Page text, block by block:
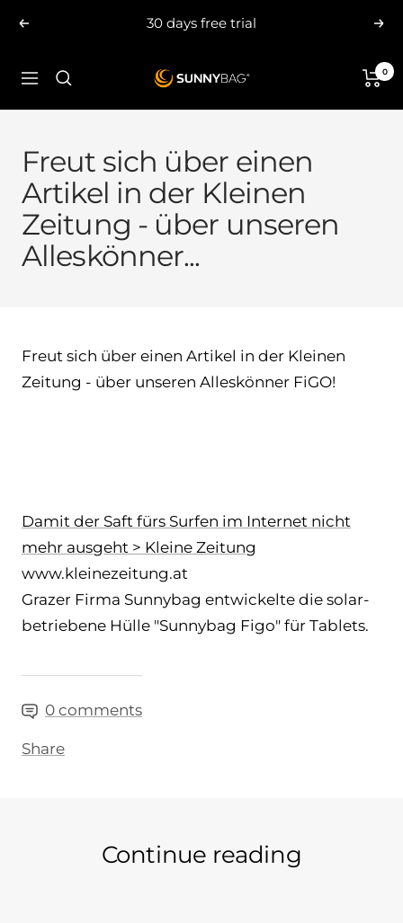
Previous 30 days free trial
Navigation SUNNYBAG.com 0
Freut sich über einen
Artikel in der Kleinen
Zeitung - über unseren
Alleskönner...
0 comments
Share
Freut sich über einen Artikel in der Kleinen
Zeitung - über unseren Alleskönner FiGO!
Damit der Saft fürs Surfen im Internet nicht
mehr ausgeht > Kleine Zeitung
www.kleinezeitung.at
Grazer Firma Sunnybag entwickelte die solar-
betriebene Hülle "Sunnybag Figo" für Tablets.
Continue reading